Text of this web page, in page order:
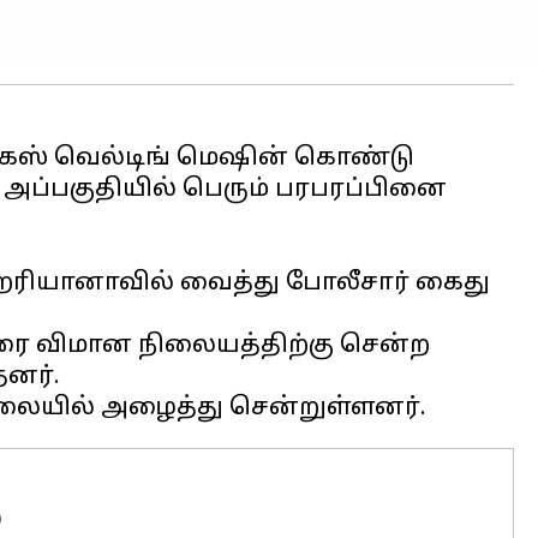
கேஸ் வெல்டிங் மெஷின் கொண்டு
பெரும் பரபரப்பினை
வைத்து போலீசார் கைது
விமான நிலையத்திற்கு சென்ற